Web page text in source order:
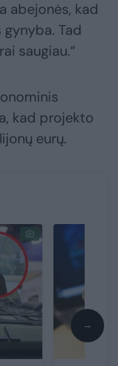
abejonės, kad
Tad
saugiau.“
kad projekto
eurų.
→